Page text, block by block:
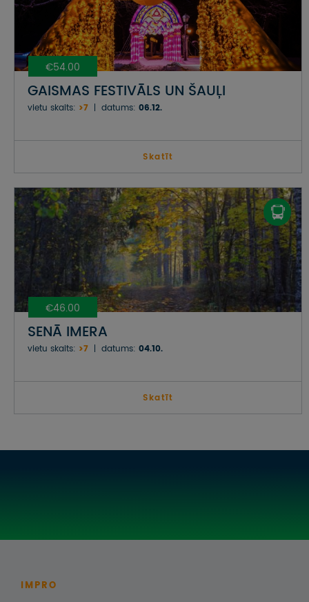
€54.00
GAISMAS FESTIVĀLS UN ŠAUĻI
vietu skaits: >7 datums: 06.12.
Skatīt
€46.00
SENĀ IMERA
vietu skaits: >7 datums: 04.10.
Skatīt
IMPRO